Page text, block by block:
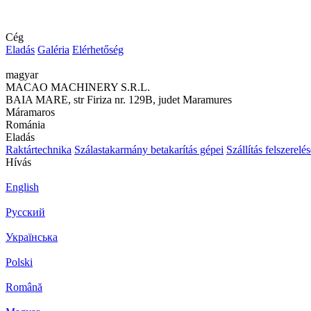
Cég
Eladás Galéria Elérhetőség
magyar
MACAO MACHINERY S.R.L.
BAIA MARE, str Firiza nr. 129B, judet Maramures
Máramaros
Románia
Eladás
Raktártechnika Szálastakarmány betakarítás gépei Szállítás
Hívás
English
Русский
Українська
Polski
Română